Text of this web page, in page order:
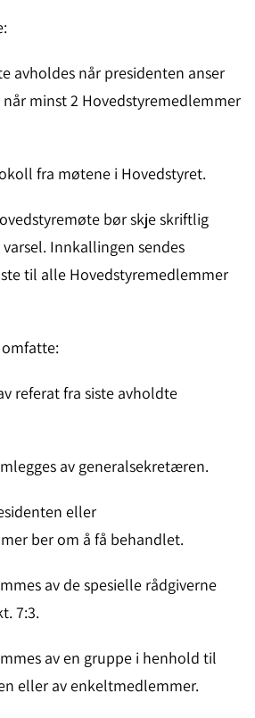
avholdes når presidenten anser
minst 2 Hoved­styremedlemmer
fra møtene i Hovedstyret.
bør skje skriftlig
Innkallingen sendes
til alle Hovedstyremedlemmer
referat fra siste avholdte
av generalsekretæren.
eller
ber om å få be­hand­let.
av de spesielle rådgiverne
7:3.
av en gruppe i henhold til
eller av enkelt­medlemmer.